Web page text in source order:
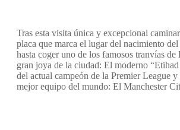
Tras esta visita única y excepcional
placa que marca el lugar del nacimiento
hasta coger uno de los famosos tranvías de
gran joya de la ciudad: El moderno “Etihad
del actual campeón de la Premier League
mejor equipo del mundo: El Manchester